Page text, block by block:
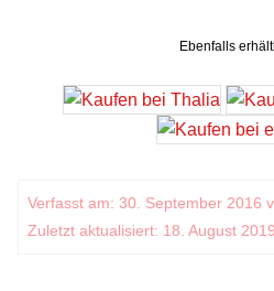
Ebenfalls
Verfasst am: 30. September 2016
Zuletzt aktualisiert: 18. August 2019